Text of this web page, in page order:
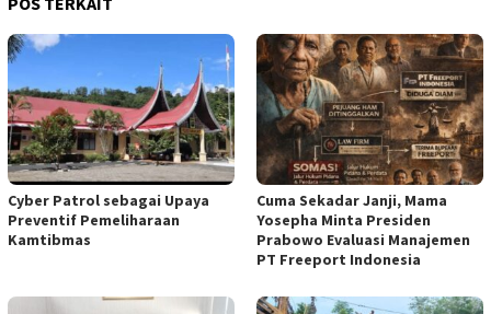
Cyber Patrol sebagai Upaya
Preventif Pemeliharaan
Kamtibmas
Cuma Sekadar Janji, Mama
Yosepha Minta Presiden
Prabowo Evaluasi Manajemen
PT Freeport Indonesia